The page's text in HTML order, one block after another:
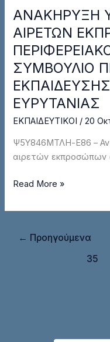
ΑΝΑΚΗΡΥΞΗ
ΑΙΡΕΤΩΝ
ΣΥΜΒΟΥΛΙΟ
ΕΥΡΥΤΑΝΙΑΣ
ΕΚΠΑΙΔΕΥΤΙΚΟΙ /20
Ψ5Υ846ΜΤΛΗ-Ε86 –
αιρετών εκπροσώπων
ΑΝΑΚΗΡΥΞΗ
ΥΠΟΨΗΦΙΩΝ
ΑΙΡΕΤΩΝ
ΕΚΠΡΟΣΩΠΩΝ
ΣΤΟ
ΠΕΡΙΦΕΡΕΙΑΚΟ
ΥΠΗΡΕΣΙΑΚΟ
ΣΥΜΒΟΥΛΙΟ
ΠΡΩΤΟΒΑΘΜΙΑΣ
ΕΚΠΑΙΔΕΥΣΗΣ
(ΠΥΣΠΕ)
Read More »
← Προηγούμενα
35